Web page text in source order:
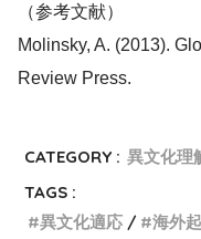
（参考文献）
Molinsky, A. (2013).
Review Press.
CATEGORY : 異文化理
TAGS :
異文化適応
海外